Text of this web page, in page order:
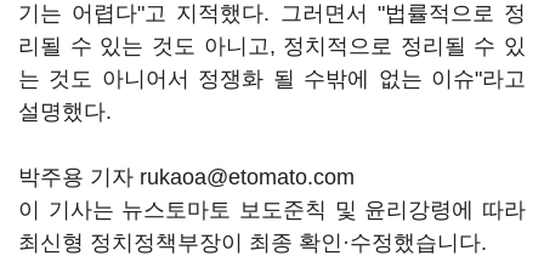
기는 어렵다"고 지적했다. 그러면서 "법률적으로 정
리될 수 있는 것도 아니고, 정치적으로 정리될 수 있
는 것도 아니어서 정쟁화 될 수밖에 없는 이슈"라고
설명했다.
박주용 기자 rukaoa@etomato.com
이 기사는 뉴스토마토 보도준칙 및 윤리강령에 따라
최신형 정치정책부장이 최종 확인·수정했습니다.